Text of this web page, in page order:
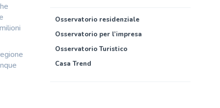
Osservatorio residenziale
Osservatorio per l’impresa
Osservatorio Turistico
Casa Trend